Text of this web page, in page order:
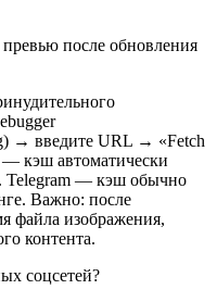
превью после обновления
→ введите URL → «Fetch
— кэш автоматически
Telegram — кэш обычно
Важно: после
файла изображения,
контента.
соцсетей?